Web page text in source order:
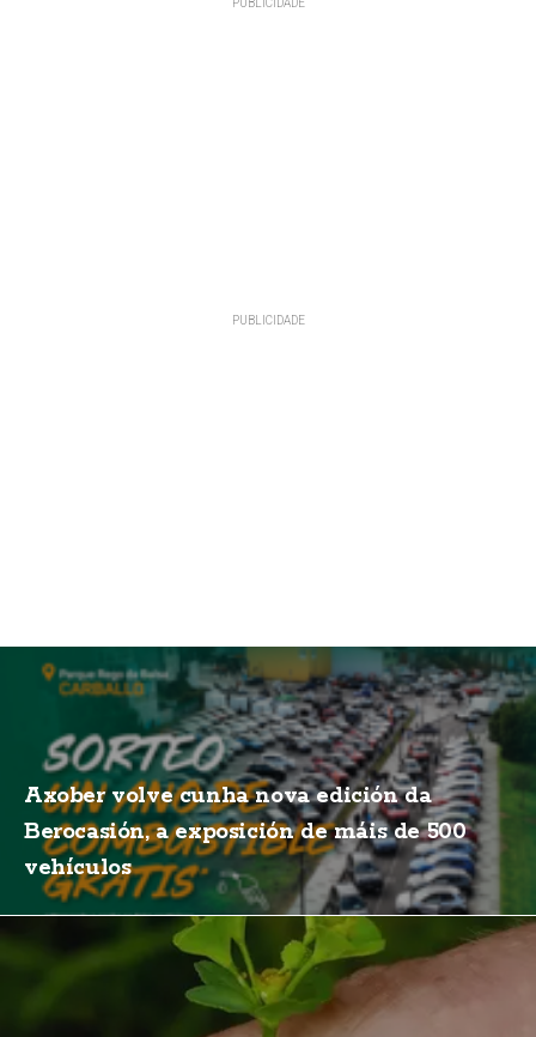
Axober volve cunha nova edición da
Berocasión, a exposición de máis de 500
vehículos